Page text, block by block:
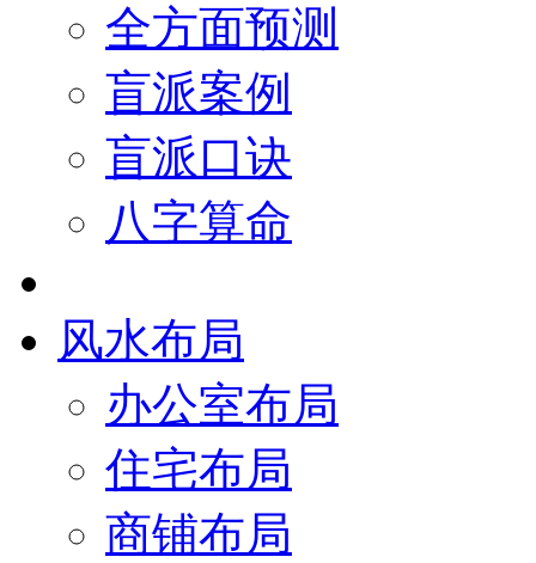
全方面预测
盲派案例
盲派口诀
八字算命
风水布局
办公室布局
住宅布局
商铺布局